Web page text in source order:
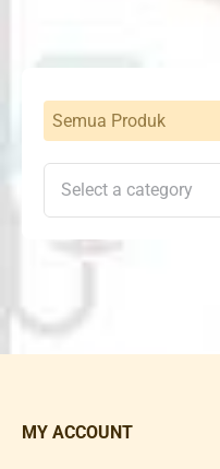
Semua Produk
MY ACCOUNT